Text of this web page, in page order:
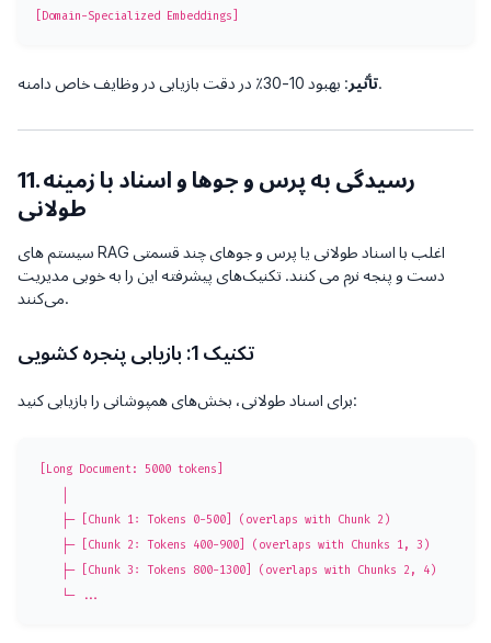
تأثیر: بهبود 10-30٪ در دقت بازیابی در وظایف خاص دامنه.
11. رسیدگی به پرس و جوها و اسناد با زمینه
طولانی
سیستم های RAG اغلب با اسناد طولانی یا پرس و جوهای چند قسمتی
دست و پنجه نرم می کنند. تکنیک‌های پیشرفته این را به خوبی مدیریت
می‌کنند.
تکنیک 1: بازیابی پنجره کشویی
برای اسناد طولانی، بخش‌های همپوشانی را بازیابی کنید:
[Long Document: 5000 tokens]